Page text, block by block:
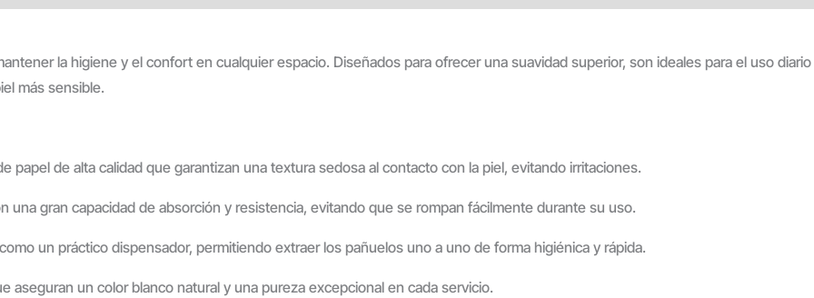
la higiene y el confort en cualquier espacio. Diseñados para ofrecer una suavidad superior, son ideales para el uso diario
más sensible.
papel de alta calidad que garantizan una textura sedosa al contacto con la piel, evitando irritaciones.
una gran capacidad de absorción y resistencia, evitando que se rompan fácilmente durante su uso.
un práctico dispensador, permitiendo extraer los pañuelos uno a uno de forma higiénica y rápida.
aseguran un color blanco natural y una pureza excepcional en cada servicio.